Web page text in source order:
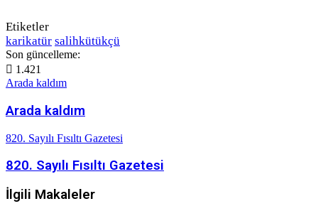
Etiketler
karikatür salihkütükçü
Son güncelleme:
1.421
Arada kaldım
Arada kaldım
820. Sayılı Fısıltı Gazetesi
820. Sayılı Fısıltı Gazetesi
İlgili Makaleler